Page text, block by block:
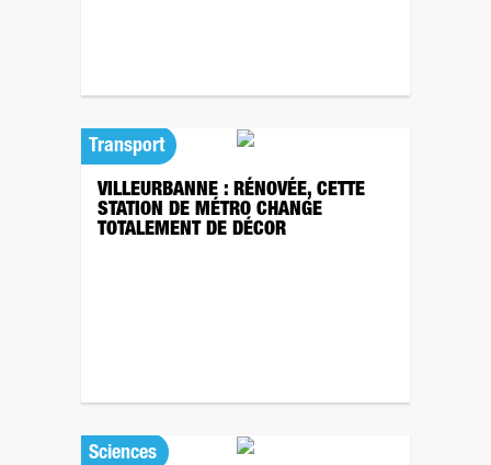
Transport
VILLEURBANNE : RÉNOVÉE, CETTE
STATION DE MÉTRO CHANGE
TOTALEMENT DE DÉCOR
Sciences